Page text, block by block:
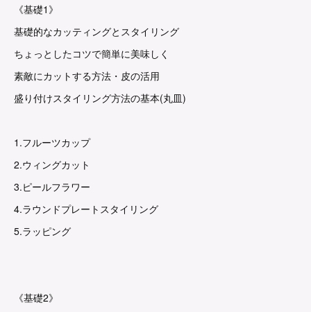
《基礎1》
基礎的なカッティングとスタイリング
ちょっとしたコツで簡単に美味しく
素敵にカットする方法・皮の活用
盛り付けスタイリング方法の基本(丸皿)
1.フルーツカップ
2.ウィングカット
3.ピールフラワー
4.ラウンドプレートスタイリング
5.ラッピング
《基礎2》